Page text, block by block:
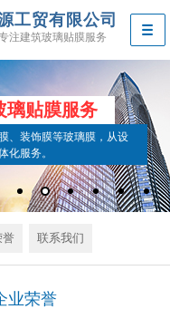
注建筑玻璃贴膜服务
工贸有限公司
璃贴膜服务
、装饰膜等玻璃膜，从设
化服务。
誉 联系我们
业荣誉